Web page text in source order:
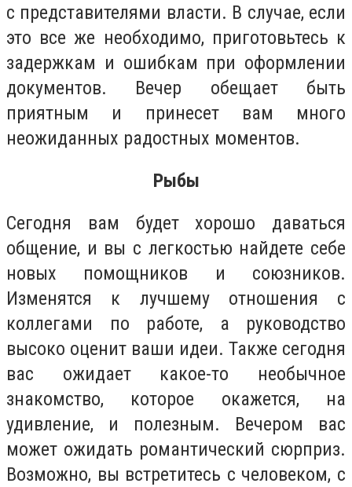
с представителями власти. В случае, если
это все же необходимо, приготовьтесь к
задержкам и ошибкам при оформлении
документов. Вечер обещает быть
приятным и принесет вам много
неожиданных радостных моментов.
Рыбы
Сегодня вам будет хорошо даваться
общение, и вы с легкостью найдете себе
новых помощников и союзников.
Изменятся к лучшему отношения с
коллегами по работе, а руководство
высоко оценит ваши идеи. Также сегодня
вас ожидает какое-то необычное
знакомство, которое окажется, на
удивление, и полезным. Вечером вас
может ожидать романтический сюрприз.
Возможно, вы встретитесь с человеком, с